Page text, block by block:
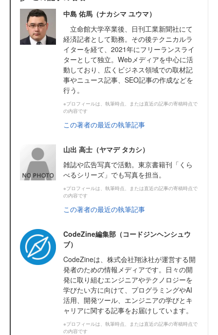
中島 佑馬（ナカシマ ユウマ）
立命館大学卒業後、日刊工業新聞社にて
経済記者として勤務。その後テクニカルラ
イターを経て、2021年にフリーランスライ
ターとして独立。Webメディアを中心に活
動しており、広くビジネス領域での取材記
事やニュース記事、SEO記事の作成などを
行う。
※プロフィールは、執筆時点、または直近の記事の寄稿時点で
の内容です
この著者の最近の執筆記事
山出 高士（ヤマデ タカシ）
雑誌や広告写真で活動。東京書籍刊「くら
べるシリーズ」でも写真を担当。
※プロフィールは、執筆時点、または直近の記事の寄稿時点で
の内容です
この著者の最近の執筆記事
CodeZine編集部（コードジンヘンシュウ
ブ）
CodeZineは、株式会社翔泳社が運営する開
発者のための情報メディアです。日々の開
発に取り組むエンジニアやテクノロジーを
学びたい方に向けて、プログラミングやAI
活用、開発ツール、エンジニアの学びとキ
ャリアに関する記事をお届けしています。
※プロフィールは、執筆時点、または直近の記事の寄稿時点で
の内容です